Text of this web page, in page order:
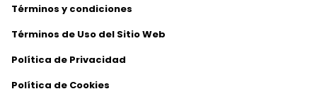
Términos y condiciones
Términos de Uso del Sitio Web
Política de Privacidad
Política de Cookies